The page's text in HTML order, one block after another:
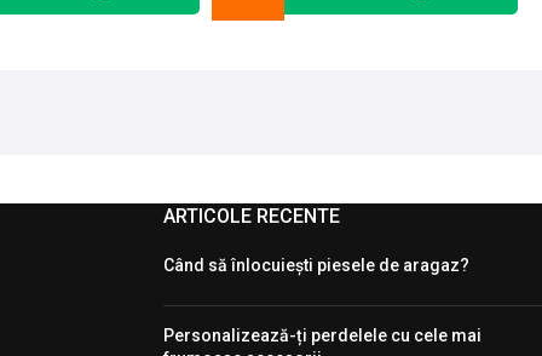
ARTICOLE RECENTE
Când să înlocuiești piesele de aragaz?
Personalizează-ți perdelele cu cele mai